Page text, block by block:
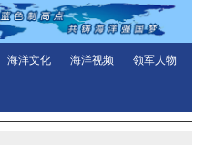
海洋文化 海洋视频 领军人物